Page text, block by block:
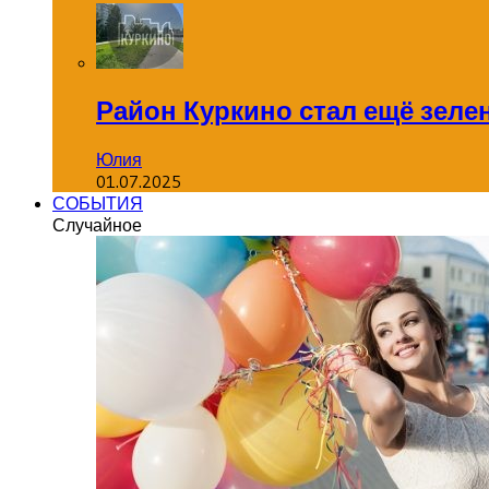
Район Куркино стал ещё
Юлия
01.07.2025
СОБЫТИЯ
Случайное